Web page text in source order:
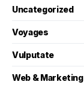
Uncategorized
Voyages
Vulputate
Web & Marketing